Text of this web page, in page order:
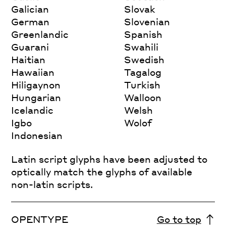
Galician
German
Greenlandic
Guarani
Haitian
Hawaiian
Hiligaynon
Hungarian
Icelandic
Igbo
Indonesian
Slovak
Slovenian
Spanish
Swahili
Swedish
Tagalog
Turkish
Walloon
Welsh
Wolof
Latin script glyphs have been adjusted to
optically match the glyphs of available
non-latin scripts.
OPENTYPE Go to top